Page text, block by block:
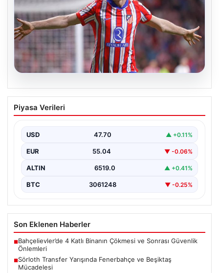
05.08.2026
Sörloth Transfer Yarışında Fenerbahçe
ve Beşiktaş Mücadelesi
sahne olurken, Süper Lig’in iki büyük devi,…
Piyasa Verileri
USD 47.70 ▲ +0.11%
EUR 55.04 ▼ -0.06%
ALTIN 6519.0 ▲ +0.41%
BTC 3061248 ▼ -0.25%
Son Eklenen Haberler
■Bahçelievler’de 4 Katlı Binanın Çökmesi ve Sonrası Güvenlik
Önlemleri
■Sörloth Transfer Yarışında Fenerbahçe ve Beşiktaş
Mücadelesi